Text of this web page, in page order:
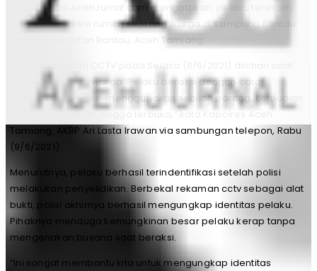
dikonfirmasi AcehJurnal.com mengatakan, pelaku terekam
cctv saat beraksi rumah seorang warga di Kampung Rantau
Pauh, Kecamatan Rantau, Aceh Tamiang.
“Pelaku terekam CCTV pada Selasa (8/6/2021) dinihari saat
masuk ke rumah warga. Pelaku beraksi dengan cara
mencongkel rumah menggunakan sebilah parang, kemudian
pintunya didobrak hingga terbuka,” kata Kapolres Aceh
Tamiang, AKBP Ari Lasta Irawan via sambungan telepon, Rabu
(9/6/2021).
Menurutnya, pelaku berhasil terindentifikasi setelah polisi
melakukan penyelidikan. Berbekal rekaman cctv sebagai alat
bukti, polisi akhirnya berhasil mengungkap identitas pelaku.
Pihaknya menduga kemungkinan besar pelaku kerap tanpa
mengenakan busana saat beraksi.
“Ini sangat membantu kita untuk mengungkap identitas